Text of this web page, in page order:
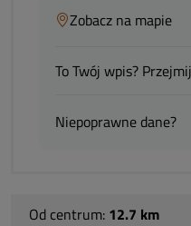
Zobacz na mapie
To Twój wpis?
Niepoprawne dane?
Od centrum: 12.7 km